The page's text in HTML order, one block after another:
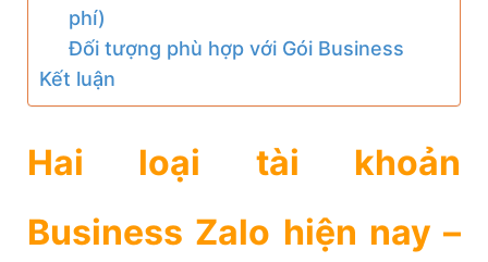
phí)
Đối tượng phù hợp với Gói Business
Kết luận
Hai loại tài khoản
Business Zalo hiện nay –